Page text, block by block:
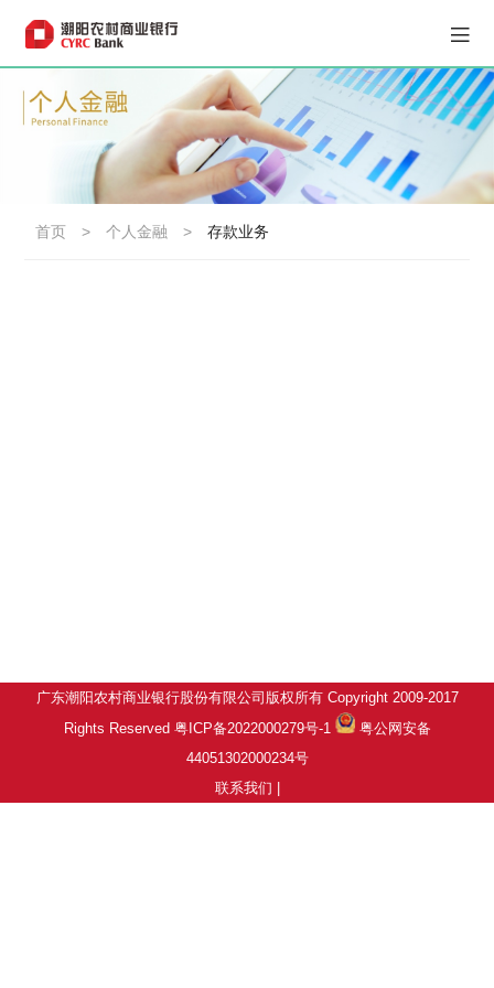
首页 > 个人金融 > 存款业务
广东潮阳农村商业银行股份有限公司版权所有 Copyright 2009-2017
Rights Reserved 粤ICP备2022000279号-1
粤公网安备
44051302000234号
联系我们 |